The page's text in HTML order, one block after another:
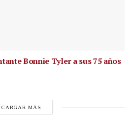
Bonnie Tyler a sus 75 años
CARGAR MÁS